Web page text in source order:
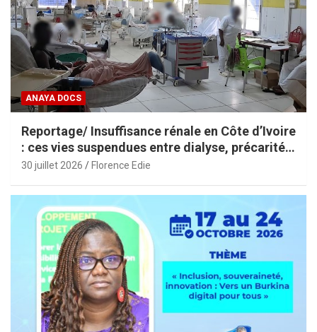
ANAYA DOCS
Reportage/ Insuffisance rénale en Côte d’Ivoire
: ces vies suspendues entre dialyse, précarité
et espoir
30 juillet 2026 Florence Edie